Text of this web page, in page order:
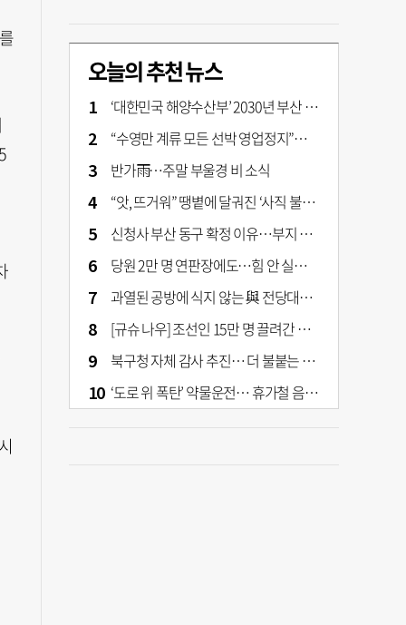
오늘의 추천 뉴스
‘대한민국 해양수산부’ 2030년 부산 북항시대 연다
“수영만 계류 모든 선박 영업정지”… 재개발 속도전
반가雨…주말 부울경 비 소식
“앗, 뜨거워” 땡볕에 달궈진 ‘사직 불가마’ 관중석 무려 70도
신청사 부산 동구 확정 이유…부지 용이성·접근성·집적 가능성이 운명 갈랐다 [해수부 북항 시대]
당원 2만 명 연판장에도…힘 안 실리는 ‘장동혁 사퇴’ 공세
과열된 공방에 식지 않는 與 전당대회… 호남·수도권 집중하는 후보들
[규슈 나우] 조선인 15만 명 끌려간 치쿠호 탄광… 대를 이은 진실 캐기
북구청 자체 감사 추진… 더 불붙는 북구 신청사 갈등
‘도로 위 폭탄’ 약물운전… 휴가철 음주와 병행 단속 [교통안전, 시민이 만든다]